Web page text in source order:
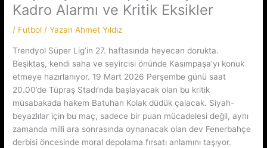
Kadro Alarmı ve Kritik Eksikler
/ Futbol / Yazan Ahmet Yıldız
Trendyol Süper Lig’in 27. haftasında heyecan dorukta.
Beşiktaş, kendi saha ve seyircisi önünde Kasımpaşa’yı konuk
etmeye hazırlanıyor. 19 Mart 2026 Perşembe günü saat
20.00’de Tüpraş Stadı’nda başlayacak olan bu kritik
müsabakada hakem Batuhan Kolak düdük çalacak. Siyah-
beyazlılar için bu maç, sadece bir puan mücadelesi değil, aynı
zamanda milli ara sonrasında oynanacak olan dev Fenerbahçe
derbisi öncesinde moral depolama fırsatı anlamını taşıyor.